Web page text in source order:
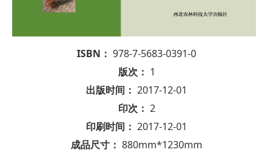
ISBN： 978-7-5683-0391-0
版次： 1
出版时间： 2017-12-01
印次： 2
印刷时间： 2017-12-01
成品尺寸： 880mm*1230mm